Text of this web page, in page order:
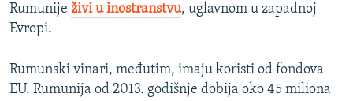
Rumunije živi u inostranstvu, uglavnom u zapadnoj
Evropi.
Rumunski vinari, međutim, imaju koristi od fondova
EU. Rumunija od 2013. godišnje dobija oko 45 miliona